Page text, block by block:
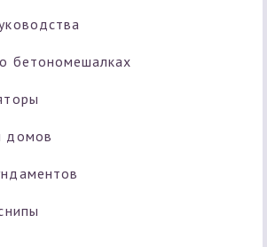
бетономешалках
домов